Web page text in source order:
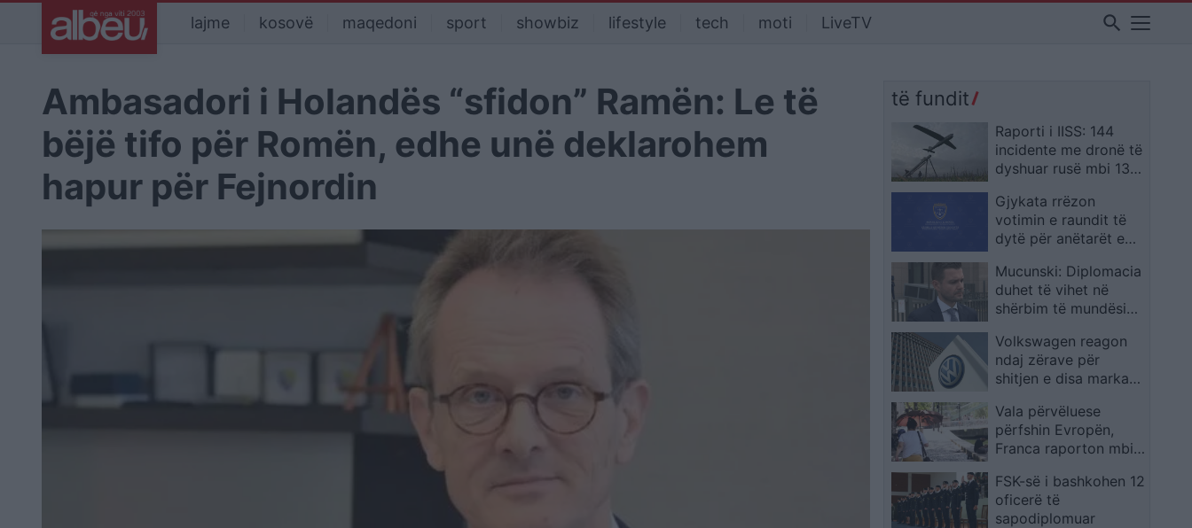
lajme kosovë maqedoni sport showbiz lifestyle tech moti LiveTV search
Ambasadori i Holandës “sfidon” Ramën: Le të
bëjë tifo për Romën, edhe unë deklarohem
hapur për Fejnordin
të fundit
Raporti i IISS: 144
incidente me dronë të
dyshuar rusë mbi 13
alarm për spiunazh
ajror ndaj objektivave
ushtarake dhe civile
Gjykata rrëzon
votimin e raundit të
dytë për anëtarët e
Supremja, kërkon
certifikimin e raundit
të parë për Memajn
Mucunski: Diplomacia
duhet të vihet në
shërbim të mundësive
Volkswagen reagon
ndaj zërave për
shitjen e disa markave
Vala përvëluese
përfshin Evropën,
Franca raporton mbi
priten temperatura
edhe më ekstreme
FSK-së i bashkohen 12
oficerë të
sapodiplomuar